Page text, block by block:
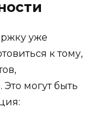
уже
к тому,
могут быть